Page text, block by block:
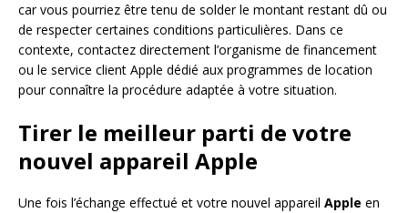
car vous pourriez être tenu de solder le montant restant dû ou
de respecter certaines conditions particulières. Dans ce
contexte, contactez directement l’organisme de financement
ou le service client Apple dédié aux programmes de location
pour connaître la procédure adaptée à votre situation.
Tirer le meilleur parti de votre
nouvel appareil Apple
Une fois l’échange effectué et votre nouvel appareil Apple en